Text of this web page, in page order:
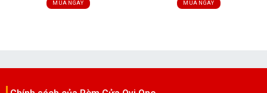
was:
380,000₫.
MUA NGAY
was:
280,000₫.
MUA NGAY